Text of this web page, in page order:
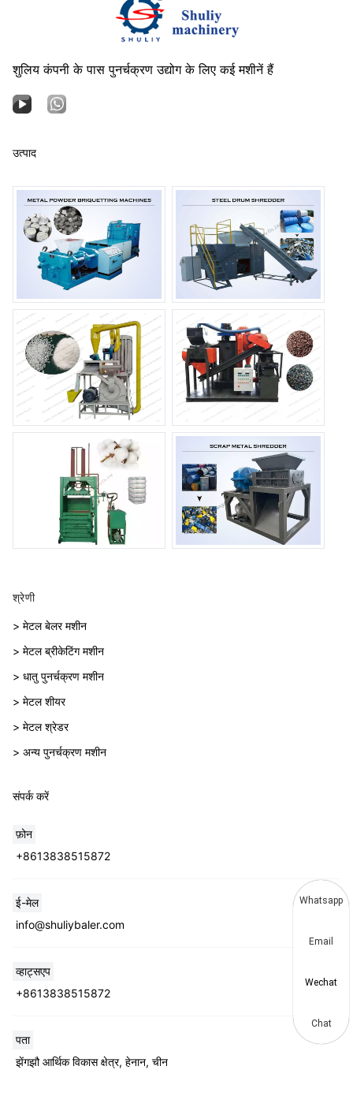
शुलिय कंपनी के पास पुनर्चक्रण उद्योग के लिए कई मशीनें हैं
उत्पाद
श्रेणी
> मेटल बेलर मशीन
> मेटल ब्रीकेटिंग मशीन
> धातु पुनर्चक्रण मशीन
> मेटल शीयर
> मेटल श्रेडर
> अन्य पुनर्चक्रण मशीन
संपर्क करें
फ़ोन
+8613838515872
ई-मेल
info@shuliybaler.com
व्हाट्सएप
+8613838515872
पता
झेंगझौ आर्थिक विकास क्षेत्र, हेनान, चीन
Whatsapp
Email
Wechat
Chat